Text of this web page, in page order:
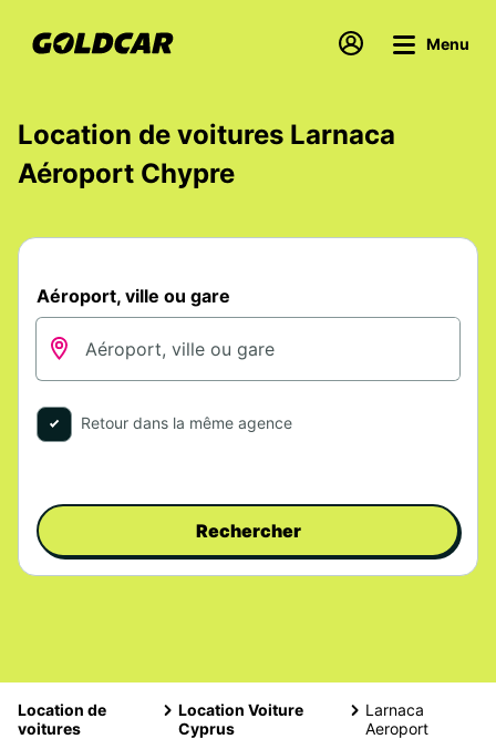
Menu
Location de voitures Larnaca
Aéroport Chypre
Aéroport, ville ou gare
Retour dans la même agence
Rechercher
Location de
voitures
Location Voiture
Cyprus
Larnaca
Aeroport